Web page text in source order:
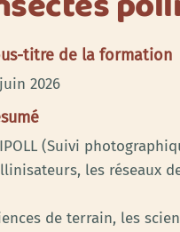
titre de la formation
2026
(Suivi
les réseaux
de terrain, les